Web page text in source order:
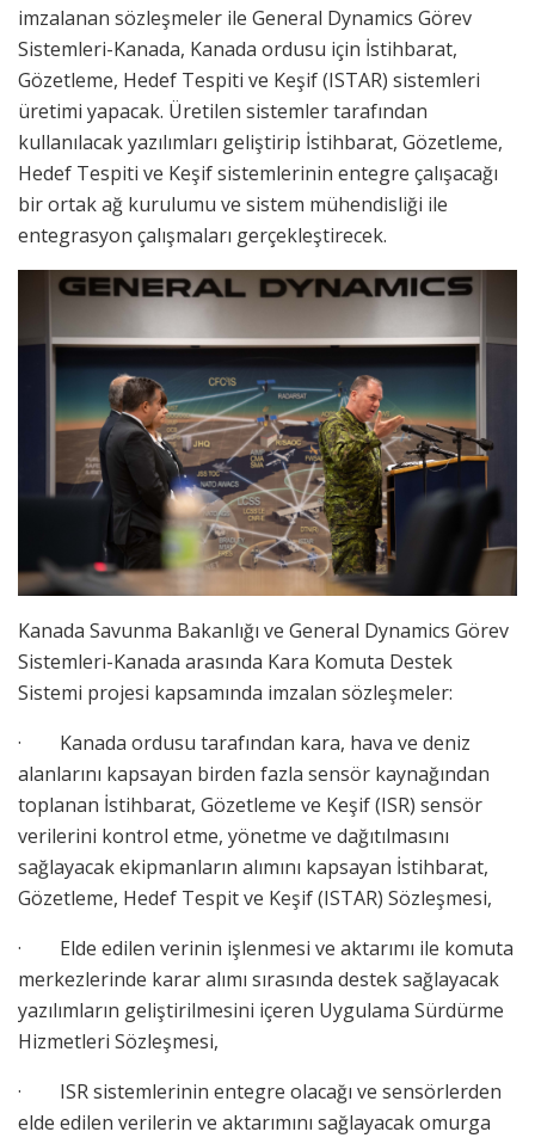
imzalanan sözleşmeler ile General Dynamics Görev
Sistemleri-Kanada, Kanada ordusu için İstihbarat,
Gözetleme, Hedef Tespiti ve Keşif (ISTAR) sistemleri
üretimi yapacak. Üretilen sistemler tarafından
kullanılacak yazılımları geliştirip İstihbarat, Gözetleme,
Hedef Tespiti ve Keşif sistemlerinin entegre çalışacağı
bir ortak ağ kurulumu ve sistem mühendisliği ile
entegrasyon çalışmaları gerçekleştirecek.
Kanada Savunma Bakanlığı ve General Dynamics Görev
Sistemleri-Kanada arasında Kara Komuta Destek
Sistemi projesi kapsamında imzalan sözleşmeler:
· Kanada ordusu tarafından kara, hava ve deniz
alanlarını kapsayan birden fazla sensör kaynağından
toplanan İstihbarat, Gözetleme ve Keşif (ISR) sensör
verilerini kontrol etme, yönetme ve dağıtılmasını
sağlayacak ekipmanların alımını kapsayan İstihbarat,
Gözetleme, Hedef Tespit ve Keşif (ISTAR) Sözleşmesi,
· Elde edilen verinin işlenmesi ve aktarımı ile komuta
merkezlerinde karar alımı sırasında destek sağlayacak
yazılımların geliştirilmesini içeren Uygulama Sürdürme
Hizmetleri Sözleşmesi,
· ISR sistemlerinin entegre olacağı ve sensörlerden
elde edilen verilerin ve aktarımını sağlayacak omurga